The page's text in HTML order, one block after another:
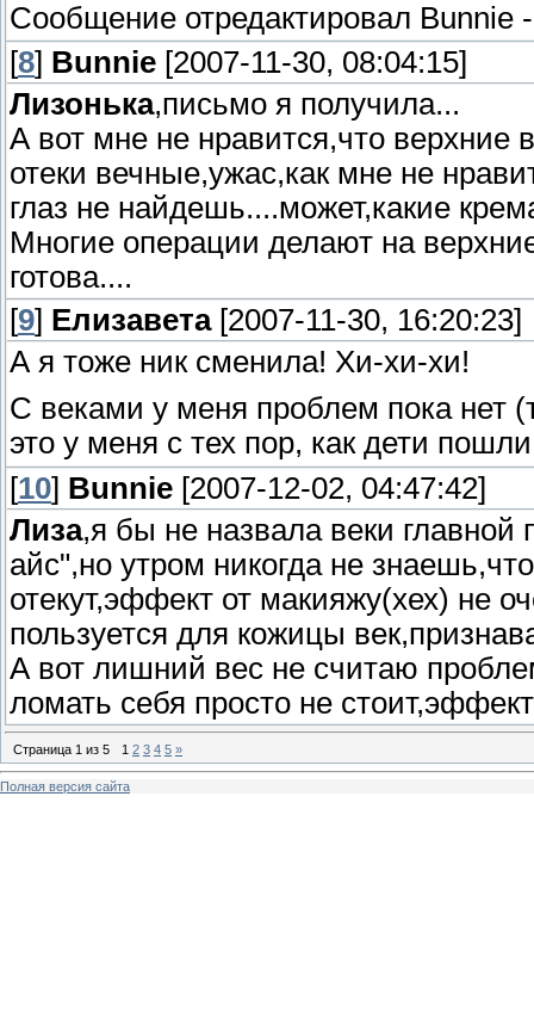
Сообщение отредактировал Bunnie
[8] Bunnie [2007-11-30, 08:04:15]
Лизонька,письмо я получила...
А вот мне не нравится,что верхние
отеки вечные,ужас,как мне не
глаз не найдешь....может,какие
Многие операции делают на
готова....
[9] Елизавета[2007-11-30, 16:20:23]
А я тоже ник сменила! Хи-хи-хи!
С веками у меня проблем пока нет
это у меня с тех пор, как дети
[10] Bunnie [2007-12-02, 04:47:42]
Лиза,я бы не назвала веки
айс",но утром никогда не
отекут,эффект от макияжу(хех) не
пользуется для кожицы
А вот лишний вес не считаю
ломать себя просто не
Страница 1 из 5 1 2 3 4 5 »
Полная версия сайта